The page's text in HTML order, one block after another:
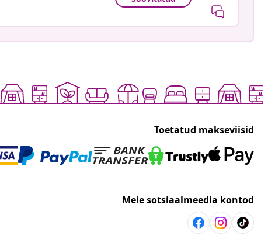
Toetatud makseviisid
Meie sotsiaalmeedia kontod